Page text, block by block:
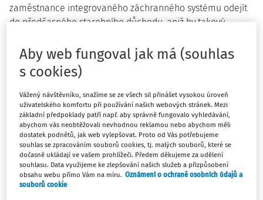
zaměstnance integrovaného záchranného systému odejít
do předčasného starobního důchodu, aniž by takový
Novela o organizaci a provádění sociálního zabezpečení
navazuje v procesní rovině na úpravy zákona o
Účinnost: od 1. ledna 2023 od 1. září 2022 (žádosti o
zvýšení starobního důchodu z důvodu výchovy dětí) od 9.
září 2021 (zvýšení důchodů od roku 2022)
(Vyšlo ve Sbírce zákonů pod č. 323/2021)
Aby web fungoval jak má (souhlas
s cookies)
Vážený návštěvníku, snažíme se ze všech sil přinášet vysokou úroveň
uživatelského komfortu při používání našich webových stránek. Mezi
základní předpoklady patří např. aby správně fungovalo vyhledávání,
abychom vás neobtěžovali nevhodnou reklamou nebo abychom měli
dostatek podnětů, jak web vylepšovat. Proto od Vás potřebujeme
souhlas se zpracováním souborů cookies, tj. malých souborů, které se
dočasně ukládají ve vašem prohlížeči. Předem děkujeme za udělení
souhlasu. Data využijeme ke zlepšování našich služeb a přizpůsobení
obsahu webu přímo Vám na míru. Oznámení o ochraně osobních údajů a
souborů cookie